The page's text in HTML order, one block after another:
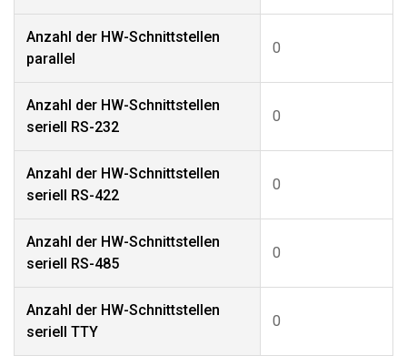
Anzahl der HW-Schnittstellen
parallel
0
Anzahl der HW-Schnittstellen
seriell RS-232
0
Anzahl der HW-Schnittstellen
seriell RS-422
0
Anzahl der HW-Schnittstellen
seriell RS-485
0
Anzahl der HW-Schnittstellen
seriell TTY
0